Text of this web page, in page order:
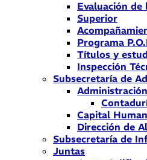
Evaluación de
Superior
Programa
Títulos y
Inspección
Subsecretaría de
Administración
Capital
Dirección de
Subsecretaría de
Juntas